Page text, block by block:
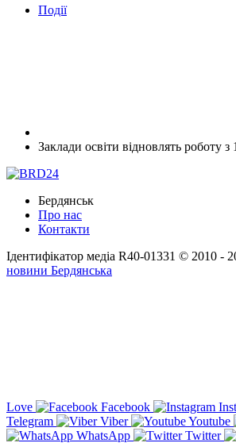
Події
Заклади освіти відновлять роботу з
Бердянськ
Про нас
Контакти
Ідентифікатор медіа R40-01331 © 2010 -
новини Бердянська
Love
Facebook
Telegram
Viber Youtube
WhatsApp
Twitter